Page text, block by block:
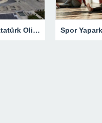
TFF’den flaş Atatürk Olimpiyat Stadı kararı